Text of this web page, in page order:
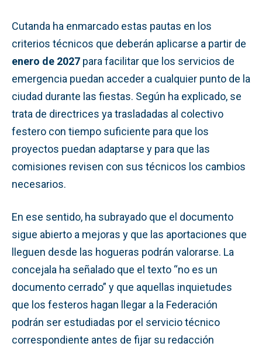
Cutanda ha enmarcado estas pautas en los
criterios técnicos que deberán aplicarse a partir de
enero de 2027 para facilitar que los servicios de
emergencia puedan acceder a cualquier punto de la
ciudad durante las fiestas. Según ha explicado, se
trata de directrices ya trasladadas al colectivo
festero con tiempo suficiente para que los
proyectos puedan adaptarse y para que las
comisiones revisen con sus técnicos los cambios
necesarios.
En ese sentido, ha subrayado que el documento
sigue abierto a mejoras y que las aportaciones que
lleguen desde las hogueras podrán valorarse. La
concejala ha señalado que el texto “no es un
documento cerrado” y que aquellas inquietudes
que los festeros hagan llegar a la Federación
podrán ser estudiadas por el servicio técnico
correspondiente antes de fijar su redacción